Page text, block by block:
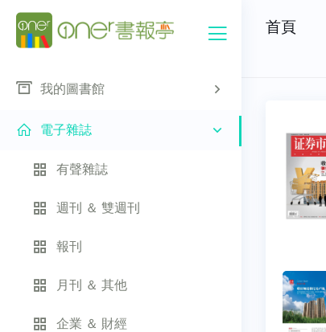
我的圖書館
電子雜誌
有聲雜誌
週刊 ＆ 雙週刊
報刊
月刊 ＆ 其他
企業 ＆ 財經
首頁